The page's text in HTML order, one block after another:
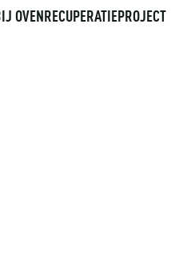
OVENRECUPERATIEPROJECT